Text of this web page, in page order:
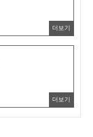
더보기
더보기